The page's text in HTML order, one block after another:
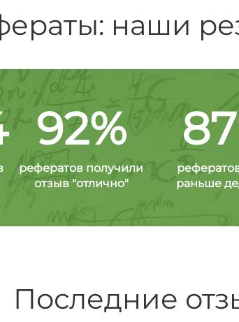
наши
92%
рефератов получили
отзыв "отлично"
раньше
Последние